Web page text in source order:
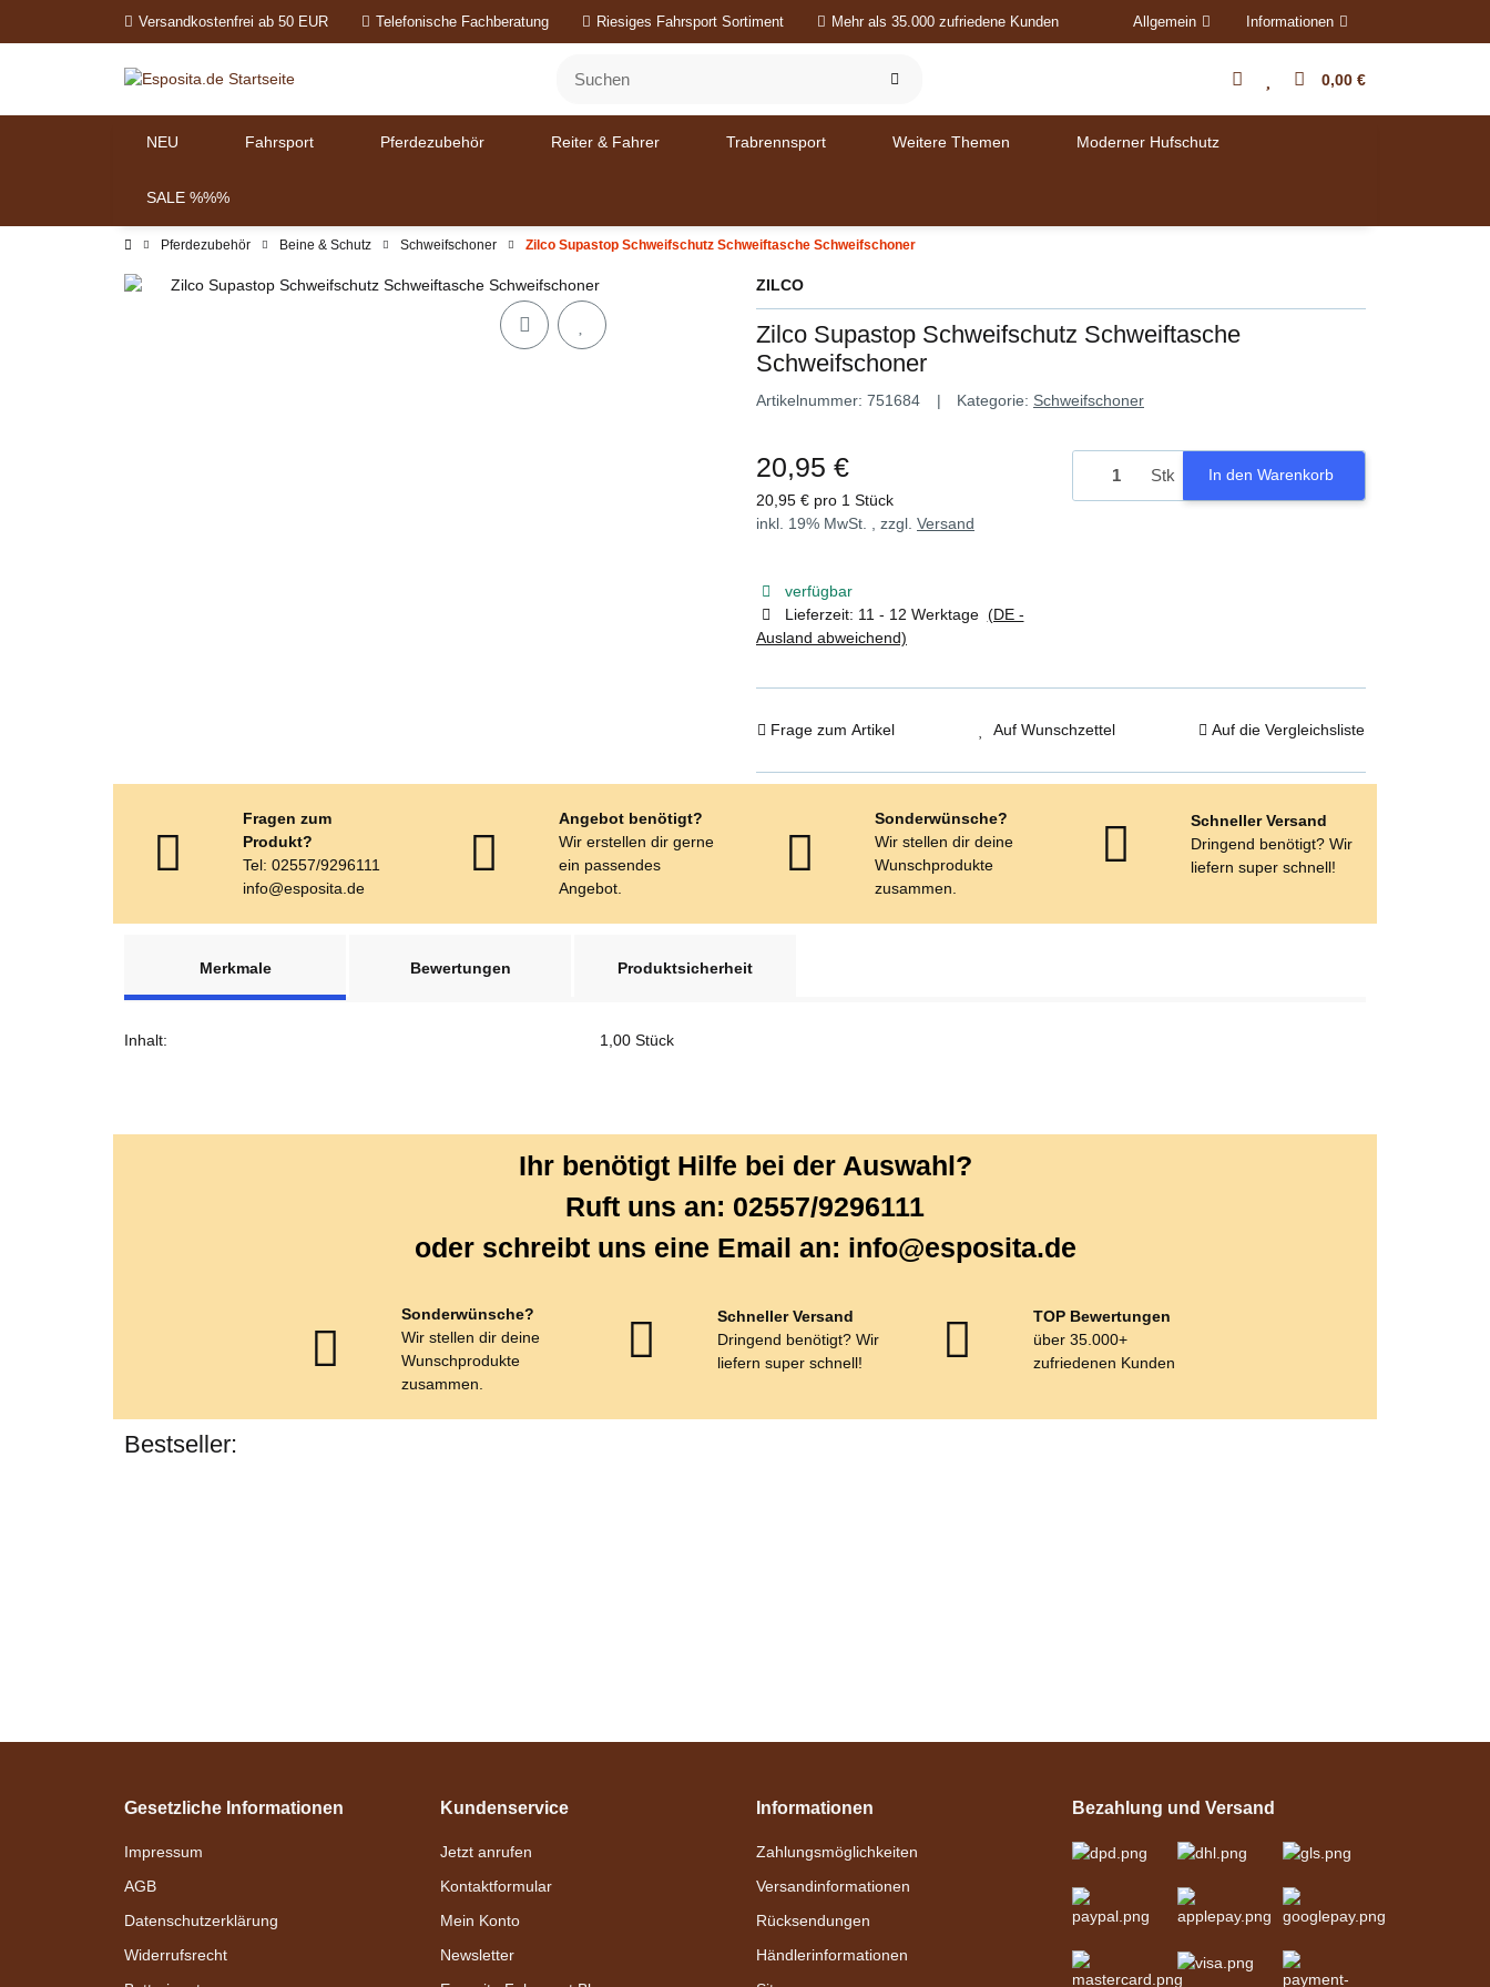
Versandkostenfrei ab 50 EUR Telefonische Fachberatung Riesiges Fahrsport Sortiment Mehr als 35.000 zufriedene Kunden Allgemein Informationen
0,00 €
NEU Fahrsport Pferdezubehör Reiter & Fahrer Trabrennsport Weitere Themen Moderner Hufschutz
SALE %%%
Pferdezubehör Beine & Schutz Schweifschoner Zilco Supastop Schweifschutz Schweiftasche Schweifschoner
ZILCO
Zilco Supastop Schweifschutz Schweiftasche
Schweifschoner
Artikelnummer: 751684 Kategorie: Schweifschoner
20,95 €
20,95 € pro 1 Stück
inkl. 19% MwSt. , zzgl. Versand
verfügbar
Lieferzeit: 11 - 12 Werktage (DE -
Ausland abweichend)
Stk In den Warenkorb
Frage zum Artikel Auf Wunschzettel Auf die Vergleichsliste
Fragen zum
Produkt?
Tel: 02557/9296111
info@esposita.de
Angebot benötigt?
Wir erstellen dir gerne
ein passendes
Angebot.
Sonderwünsche?
Wir stellen dir deine
Wunschprodukte
zusammen.
Schneller Versand
Dringend benötigt? Wir
liefern super schnell!
Merkmale
Bewertungen Produktsicherheit
Produkteigenschaft
Wert
Inhalt: 1,00 Stück
Ihr benötigt Hilfe bei der Auswahl?
Ruft uns an: 02557/9296111
oder schreibt uns eine Email an: info@esposita.de
Sonderwünsche?
Wir stellen dir deine
Wunschprodukte
zusammen.
Schneller Versand
Dringend benötigt? Wir
liefern super schnell!
TOP Bewertungen
über 35.000+
zufriedenen Kunden
Bestseller:
Schwarz
329,00 €*
Gesetzliche Informationen
Impressum
AGB
Datenschutzerklärung
Widerrufsrecht
Kundenservice
Jetzt anrufen
Kontaktformular
Mein Konto
Newsletter
Informationen
Zahlungsmöglichkeiten
Versandinformationen
Rücksendungen
Händlerinformationen
Bezahlung und Versand